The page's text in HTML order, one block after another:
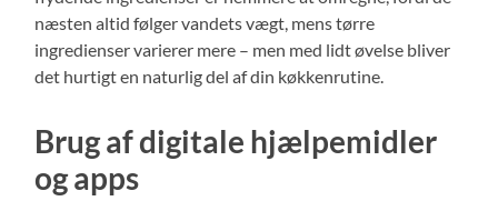
næsten altid følger vandets vægt, mens tørre
ingredienser varierer mere – men med lidt øvelse bliver
det hurtigt en naturlig del af din køkkenrutine.
Brug af digitale hjælpemidler
og apps